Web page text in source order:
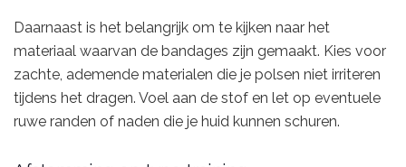
Daarnaast is het belangrijk om te kijken naar het
materiaal waarvan de bandages zijn gemaakt. Kies voor
zachte, ademende materialen die je polsen niet irriteren
tijdens het dragen. Voel aan de stof en let op eventuele
ruwe randen of naden die je huid kunnen schuren.